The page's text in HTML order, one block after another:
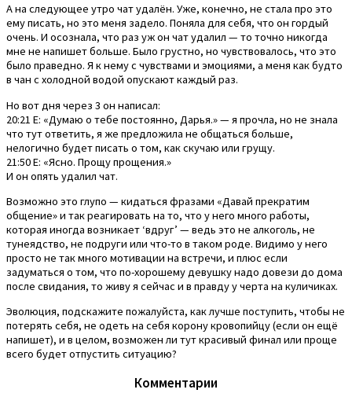
А на следующее утро чат удалён. Уже, конечно, не стала про это
ему писать, но это меня задело. Поняла для себя, что он гордый
очень. И осознала, что раз уж он чат удалил — то точно никогда
мне не напишет больше. Было грустно, но чувствовалось, что это
было праведно. Я к нему с чувствами и эмоциями, а меня как будто
в чан с холодной водой опускают каждый раз.
Но вот дня через 3 он написал:
20:21 Е: «Думаю о тебе постоянно, Дарья.» — я прочла, но не знала
что тут ответить, я же предложила не общаться больше,
нелогично будет писать о том, как скучаю или грущу.
21:50 Е: «Ясно. Прощу прощения.»
И он опять удалил чат.
Возможно это глупо — кидаться фразами «Давай прекратим
общение» и так реагировать на то, что у него много работы,
которая иногда возникает ‘вдруг’ — ведь это не алкоголь, не
тунеядство, не подруги или что-то в таком роде. Видимо у него
просто не так много мотивации на встречи, и плюс если
задуматься о том, что по-хорошему девушку надо довези до дома
после свидания, то живу я сейчас и в правду у черта на куличиках.
Эволюция, подскажите пожалуйста, как лучше поступить, чтобы не
потерять себя, не одеть на себя корону кровопийцу (если он ещё
напишет), и в целом, возможен ли тут красивый финал или проще
всего будет отпустить ситуацию?
Комментарии